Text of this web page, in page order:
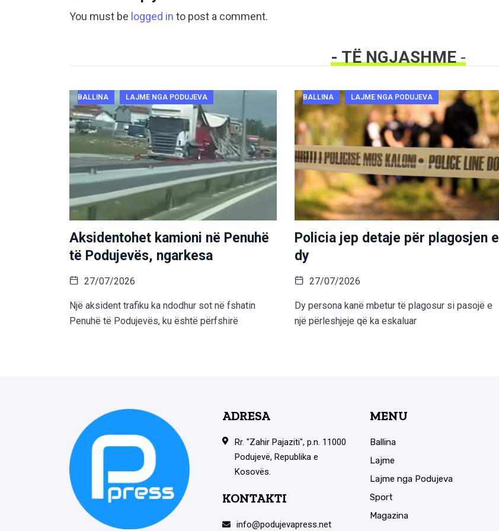
You must be logged in to post a comment.
- TË NGJASHME-
BALLINA LAJME NGA PODUJEVA
Aksidentohet kamioni në Penuhë
të Podujevës, ngarkesa
27/07/2026
Një aksident trafiku ka ndodhur sot në fshatin
Penuhë të Podujevës, ku është përfshirë
BALLINA LAJME NGA PODUJEVA
Policia jep detaje për plagosjen e
dy
27/07/2026
Dy persona kanë mbetur të plagosur si pasojë e
një përleshjeje që ka eskaluar
ADRESA
Rr. "Zahir Pajaziti", p.n. 11000
Podujevë, Republika e
Kosovës.
KONTAKTI
info@podujevapress.net
MENU
Ballina
Lajme
Lajme nga Podujeva
Sport
Magazina